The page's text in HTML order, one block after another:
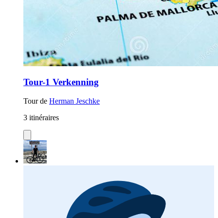
Tour-1 Verkenning
Tour de Herman Jeschke
3 itinéraires